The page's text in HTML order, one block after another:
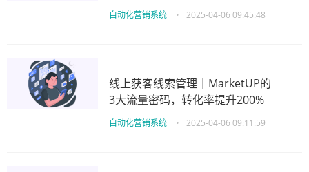
自动化营销系统 • 2025-04-06 09:45:48
线上获客线索管理｜MarketUP的
3大流量密码，转化率提升200%
自动化营销系统 • 2025-04-06 09:11:59